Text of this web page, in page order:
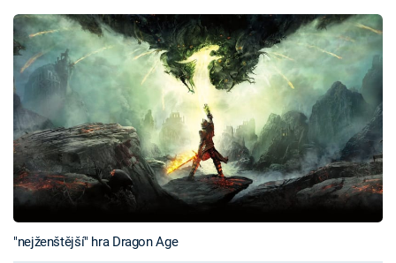
"nejženštější" hra Dragon Age